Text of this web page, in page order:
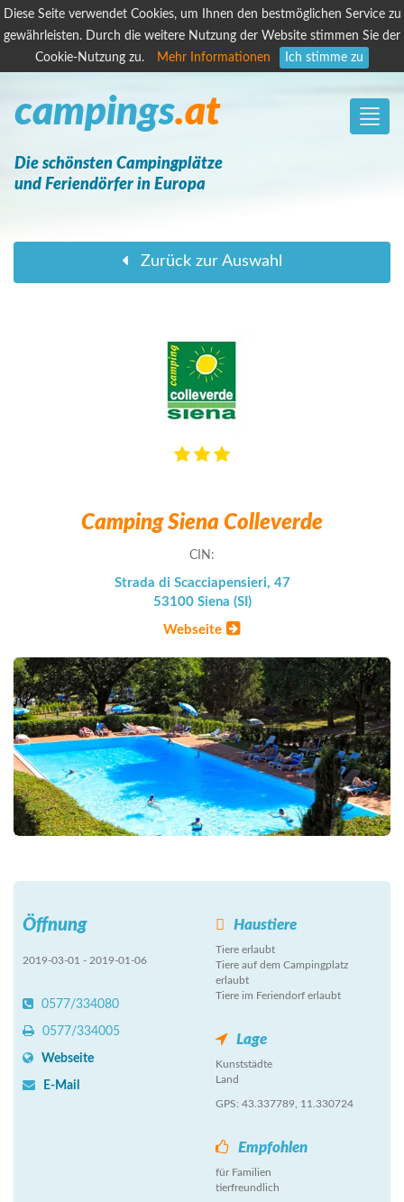
Diese Seite verwendet Cookies, um Ihnen den bestmöglichen Service zu
gewährleisten. Durch die weitere Nutzung der Website stimmen Sie der
Cookie-Nutzung zu.
Mehr Informationen Ich stimme zu
Toggle
campings.at
Die schönsten Campingplätze
und Feriendörfer in Europa
Zurück zur Auswahl
Camping Siena Colleverde
CIN:
Strada di Scacciapensieri, 47
53100 Siena (SI)
Webseite
Öffnung
2019-03-01 - 2019-01-06
0577/334080
0577/334005
Webseite
E-Mail
Haustiere
Tiere erlaubt
Tiere auf dem Campingplatz
erlaubt
Tiere im Feriendorf erlaubt
Lage
Kunststädte
Land
GPS: 43.337789, 11.330724
Empfohlen
für Familien
tierfreundlich